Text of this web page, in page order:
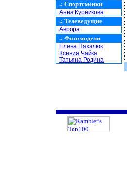
.: Спортсменки
Анна Курникова
.: Телеведущие
Аврора
.: Фотомодели
Елена Пахалюк
Ксения Чайка
Татьяна Родина